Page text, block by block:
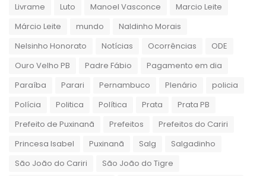
Livrame
Luto Manoel Vasconce
Marcio Leite
Márcio Leite
mundo
Naldinho Morais
Nelsinho Honorato
Notícias Ocorrências
ODE
Ouro Velho PB
Padre Fábio
Pagamento em dia
Paraíba
Parari Pernambuco Plenário
policia
Polícia
Politica Política Prata
Prata PB
Prefeito de Puxinanã
Prefeitos
Prefeitos do Cariri
Princesa Isabel
Puxinanã Salg
Salgadinho
São João do Cariri
São João do Tigre